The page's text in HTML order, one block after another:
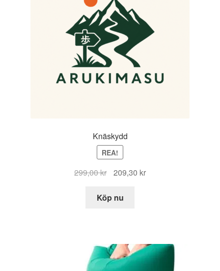
Knäskydd
REA!
299,00kr
Det
priset
209,30 krDet
Köp nu